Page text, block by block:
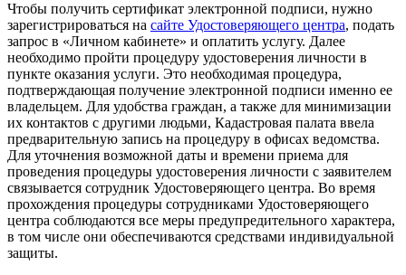
Чтобы получить сертификат электронной подписи, нужно
зарегистрироваться на сайте Удостоверяющего центра, подать
запрос в «Личном кабинете» и оплатить услугу. Далее
необходимо пройти процедуру удостоверения личности в
пункте оказания услуги. Это необходимая процедура,
подтверждающая получение электронной подписи именно ее
владельцем. Для удобства граждан, а также для минимизации
их контактов с другими людьми, Кадастровая палата ввела
предварительную запись на процедуру в офисах ведомства.
Для уточнения возможной даты и времени приема для
проведения процедуры удостоверения личности с заявителем
связывается сотрудник Удостоверяющего центра. Во время
прохождения процедуры сотрудниками Удостоверяющего
центра соблюдаются все меры предупредительного характера,
в том числе они обеспечиваются средствами индивидуальной
защиты.